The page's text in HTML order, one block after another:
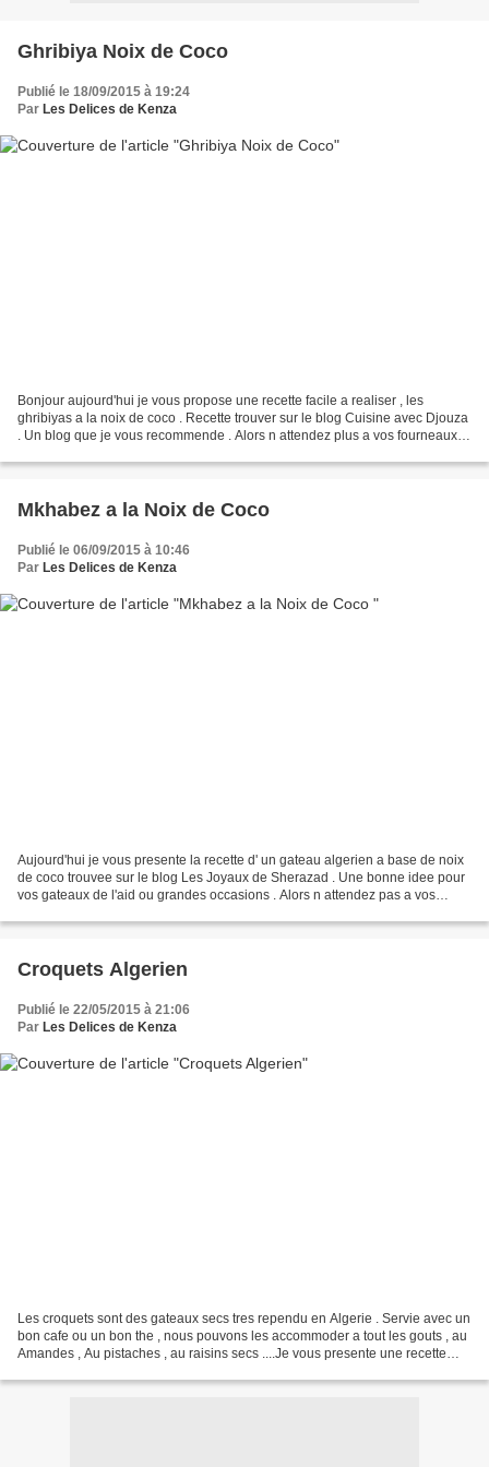
Ghribiya Noix de Coco
Publié le 18/09/2015 à 19:24
Par Les Delices de Kenza
Bonjour aujourd'hui je vous propose une recette facile a realiser , les
ghribiyas a la noix de coco . Recette trouver sur le blog Cuisine avec Djouza
. Un blog que je vous recommende . Alors n attendez plus a vos fourneaux –
Mkhabez a la Noix de Coco
Publié le 06/09/2015 à 10:46
Par Les Delices de Kenza
Aujourd'hui je vous presente la recette d' un gateau algerien a base de noix
de coco trouvee sur le blog Les Joyaux de Sherazad . Une bonne idee pour
vos gateaux de l'aid ou grandes occasions . Alors n attendez pas a vos
Croquets Algerien
Publié le 22/05/2015 à 21:06
Par Les Delices de Kenza
Les croquets sont des gateaux secs tres rependu en Algerie . Servie avec un
bon cafe ou un bon the , nous pouvons les accommoder a tout les gouts , au
Amandes , Au pistaches , au raisins secs ....Je vous presente une recette